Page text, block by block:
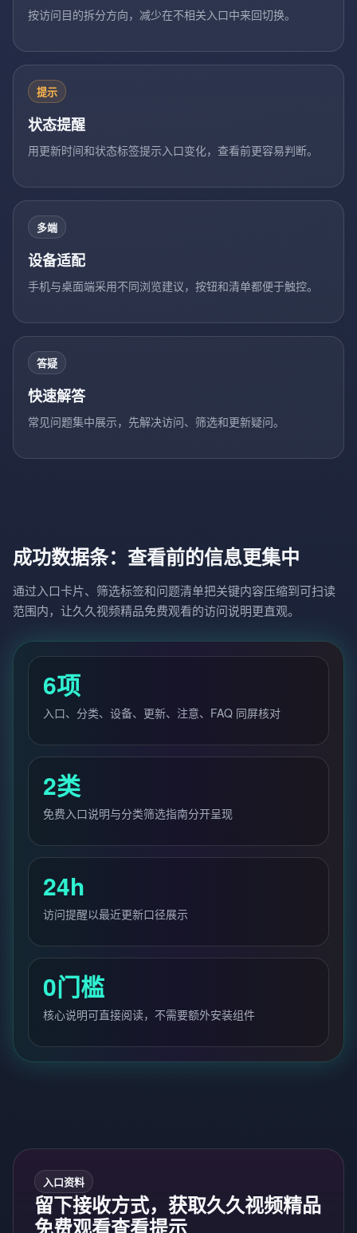
按访问目的拆分方向，减少在不相关入口中来回切换。
提示
状态提醒
用更新时间和状态标签提示入口变化，查看前更容易判断。
多端
设备适配
手机与桌面端采用不同浏览建议，按钮和清单都便于触控。
答疑
快速解答
常见问题集中展示，先解决访问、筛选和更新疑问。
成功数据条：查看前的信息更集中
通过入口卡片、筛选标签和问题清单把关键内容压缩到可扫读
范围内，让久久视频精品免费观看的访问说明更直观。
6项
入口、分类、设备、更新、注意、FAQ 同屏核对
2类
免费入口说明与分类筛选指南分开呈现
24h
访问提醒以最近更新口径展示
0门槛
核心说明可直接阅读，不需要额外安装组件
入口资料
留下接收方式，获取久久视频精品
免费观看查看提示